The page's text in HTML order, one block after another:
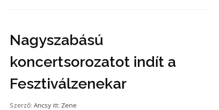
Nagyszabású
koncertsorozatot indít a
Fesztiválzenekar
Szerző: Ancsy itt: Zene